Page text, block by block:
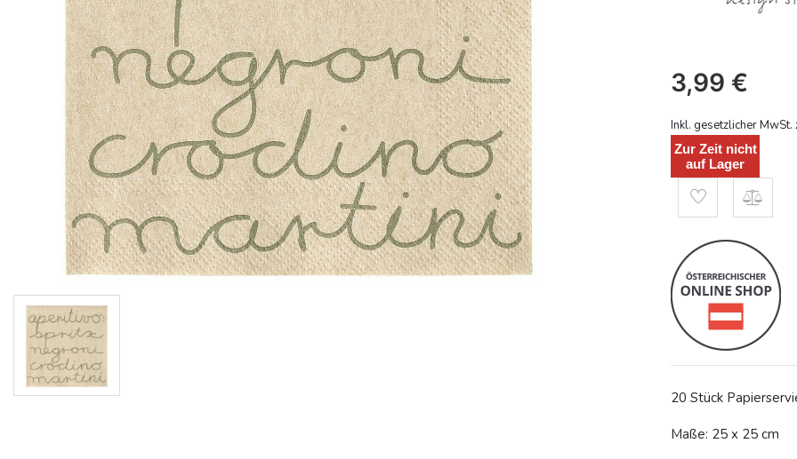
3,99 €
Inkl. gesetzlicher
Zur Zeit nicht
auf Lager
20 Stück
Maße: 25 x 25 cm